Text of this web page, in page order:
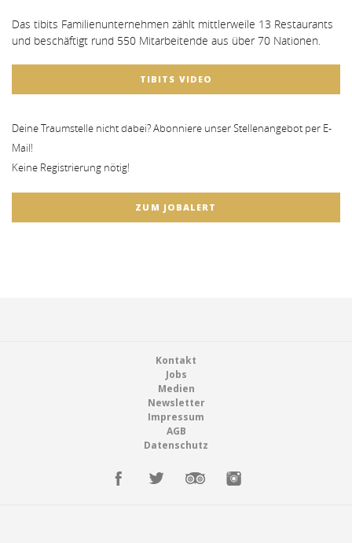
Das tibits Familienunternehmen zählt mittlerweile 13 Restaurants
und beschäftigt rund 550 Mitarbeitende aus über 70 Nationen.
TIBITS VIDEO
Deine Traumstelle nicht dabei? Abonniere unser Stellenangebot per E-
Mail!
Keine Registrierung nötig!
ZUM JOBALERT
Kontakt
Jobs
Medien
Newsletter
Impressum
AGB
Datenschutz